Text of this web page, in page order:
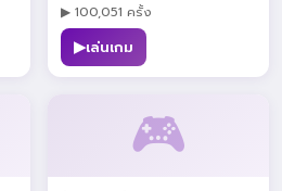
▶ 100,051 ครั้ง
▶เล่นเกม
🎮